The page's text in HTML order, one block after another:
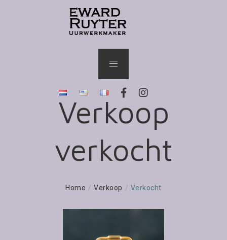
Verkoop
verkocht
Home / Verkoop / Verkocht